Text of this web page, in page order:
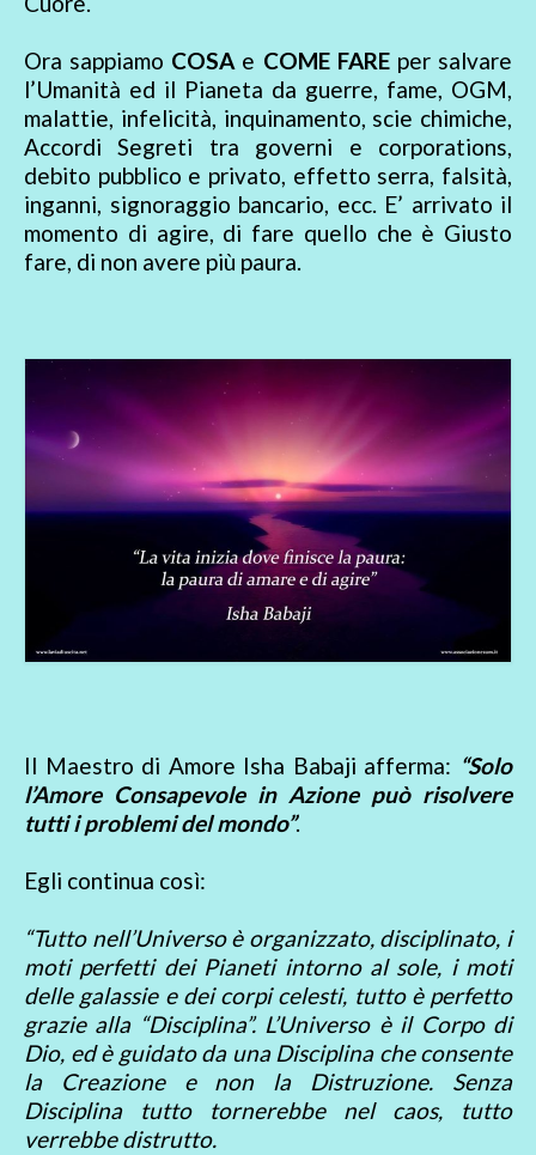
Ora sappiamo COSA e COME FAREper salvare
l’Umanità ed il Pianeta da guerre, fame, OGM,
malattie, infelicità, inquinamento, scie chimiche,
Accordi Segreti tra governi e corporations,
debito pubblico e privato, effetto serra, falsità,
inganni, signoraggio bancario, ecc. E’ arrivato il
momento di agire, di fare quello che è Giusto
fare, di non avere più paura.
Il Maestro di Amore Isha Babaji afferma: “Solo
l’Amore Consapevole in Azione può risolvere
tutti i problemi del mondo”.
Egli continua così:
“Tutto nell’Universo è organizzato, disciplinato, i
moti perfetti dei Pianeti intorno al sole, i moti
delle galassie e dei corpi celesti, tutto è perfetto
grazie alla “Disciplina”. L’Universo è il Corpo di
Dio, ed è guidato da una Disciplina che consente
la Creazione e non la Distruzione. Senza
Disciplina tutto tornerebbe nel caos, tutto
verrebbe distrutto.